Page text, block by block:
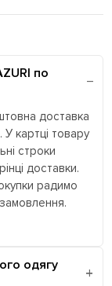
по
доставка
У картці товару
строки
доставки.
радимо
одягу